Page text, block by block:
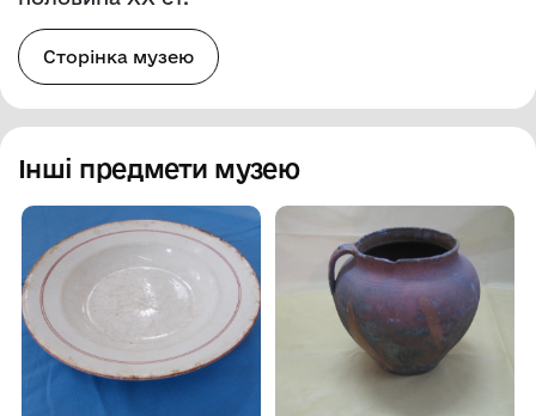
Сторінка музею
Інші предмети музею